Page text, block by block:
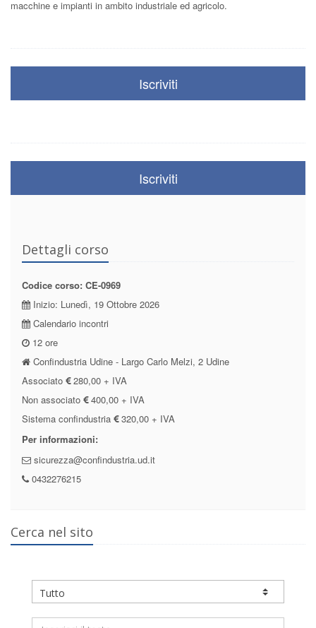
macchine e impianti in ambito industriale ed agricolo.
Iscriviti
Iscriviti
Dettagli corso
Codice corso: CE-0969
Inizio: Lunedì, 19 Ottobre 2026
Calendario incontri
12 ore
Confindustria Udine - Largo Carlo Melzi, 2 Udine
Associato 280,00 + IVA
Non associato 400,00 + IVA
Sistema confindustria 320,00 + IVA
Per informazioni:
sicurezza@confindustria.ud.it
0432276215
Cerca nel sito